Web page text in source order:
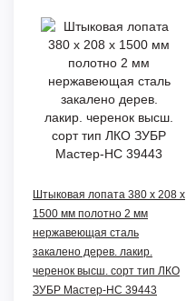
Штыковая лопата 380 х 208 х
1500 мм полотно 2 мм
нержавеющая сталь
закалено дерев. лакир.
черенок высш. сорт тип ЛКО
ЗУБР Мастер-НС 39443